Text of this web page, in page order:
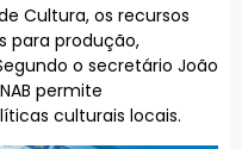
Cultura, os recursos
para produção,
o secretário João
permite
culturais locais.